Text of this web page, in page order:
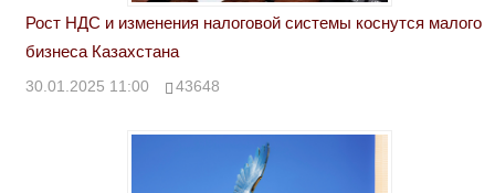
Рост НДС и изменения налоговой системы коснутся малого
бизнеса Казахстана
30.01.2025 11:00 43648